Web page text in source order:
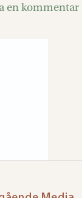
en kommentar